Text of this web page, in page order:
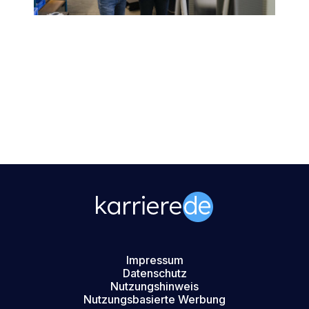
Impressum
Datenschutz
Nutzungshinweis
Nutzungsbasierte Werbung